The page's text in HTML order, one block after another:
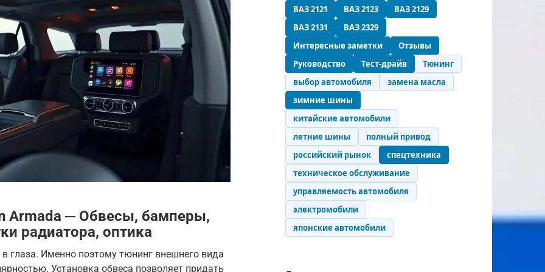
Armada ─ Обвесы, бамперы,
радиатора, оптика
в глаза. Именно поэтому тюнинг внешнего вида
Установка обвеса позволяет придать
ВАЗ 2121 ВАЗ 2123
ВАЗ 2129
ВАЗ 2131
ВАЗ 2329
Интересные заметки
Отзывы
Руководство
Тест-драйв
Тюнинг
выбор автомобиля
замена масла
зимние шины
китайские автомобили
летние шины
полный привод
российский рынок
спецтехника
техническое обслуживание
управляемость автомобиля
электромобили
японские автомобили